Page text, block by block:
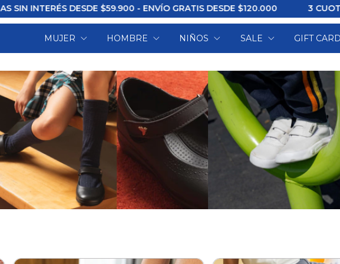
DESDE $59.900 - ENVÍO GRATIS DESDE $120.000 3 CUOTAS SIN
MUJER HOMBRE NIÑOS SALE GIFT